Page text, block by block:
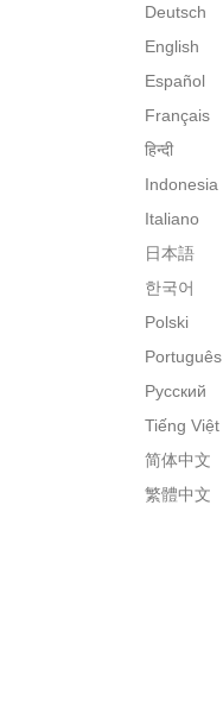
Deutsch
English
Español
Français
हिन्दी
Indonesia
Italiano
日本語
한국어
Polski
Português
Русский
Tiếng Việt
简体中文
繁體中文